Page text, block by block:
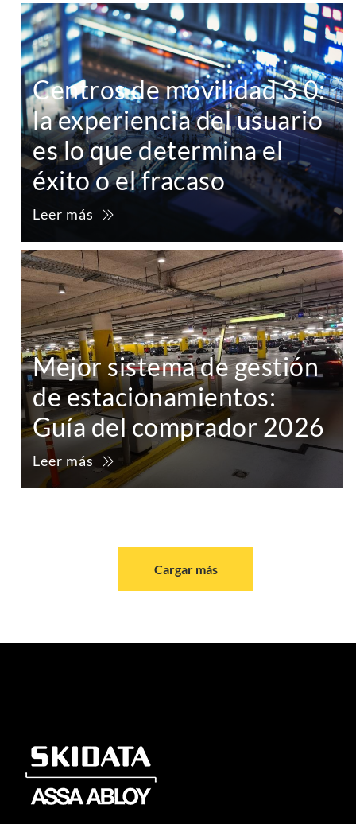
Centros de movilidad 3.0:
la experiencia del usuario
es lo que determina el
éxito o el fracaso
Leer más
Mejor sistema de gestión
de estacionamientos:
Guía del comprador 2026
Leer más
Cargar más